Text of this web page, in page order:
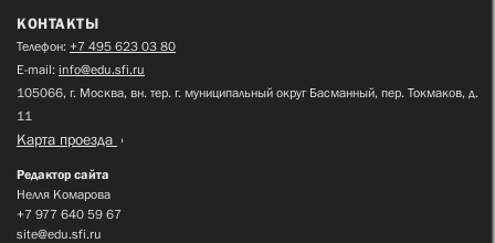
КОНТАКТЫ
Телефон: +7 495 623 03 80
E-mail: info@edu.sfi.ru
105066, г. Москва, вн. тер. г. муниципальный округ Басманный, пер. Токмаков, д.
11
Карта проезда
Редактор сайта
Нелля Комарова
+7 977 640 59 67
site@edu.sfi.ru